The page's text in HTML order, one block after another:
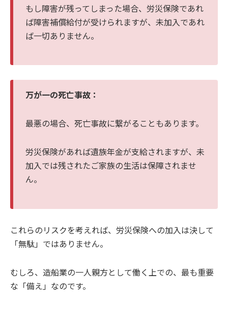
もし障害が残ってしまった場合、労災保険であれ
ば障害補償給付が受けられますが、未加入であれ
ば一切ありません。
万が一の死亡事故：
最悪の場合、死亡事故に繋がることもあります。
労災保険があれば遺族年金が支給されますが、未
加入では残されたご家族の生活は保障されませ
ん。
これらのリスクを考えれば、労災保険への加入は決して
「無駄」ではありません。
むしろ、造船業の一人親方として働く上での、最も重要
な「備え」なのです。